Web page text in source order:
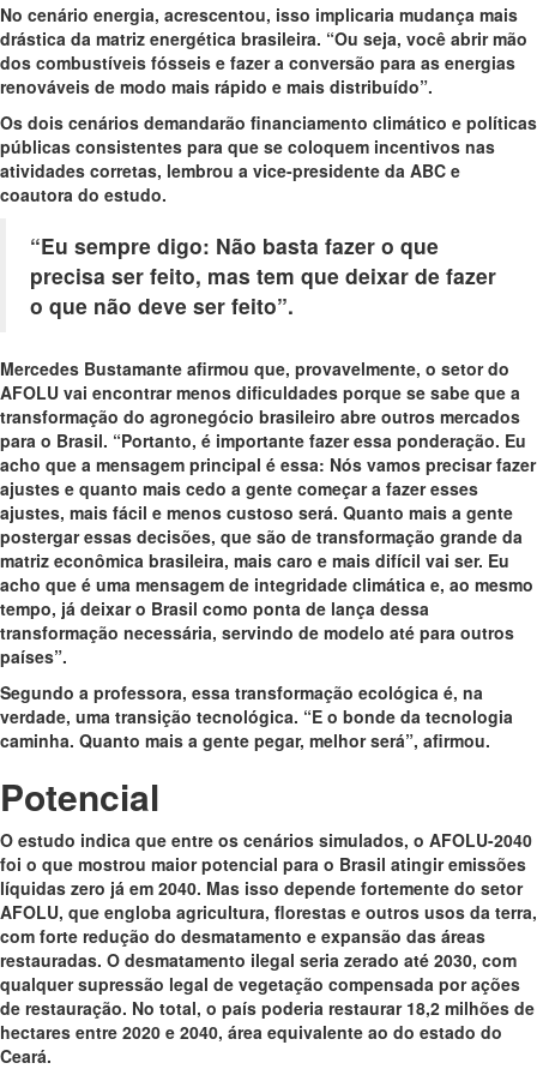
No cenário energia, acrescentou, isso implicaria mudança mais
drástica da matriz energética brasileira. “Ou seja, você abrir mão
dos combustíveis fósseis e fazer a conversão para as energias
renováveis de modo mais rápido e mais distribuído”.
Os dois cenários demandarão financiamento climático e políticas
públicas consistentes para que se coloquem incentivos nas
atividades corretas, lembrou a vice-presidente da ABC e
coautora do estudo.
“Eu sempre digo: Não basta fazer o que
precisa ser feito, mas tem que deixar de fazer
o que não deve ser feito”.
Mercedes Bustamante afirmou que, provavelmente, o setor do
AFOLU vai encontrar menos dificuldades porque se sabe que a
transformação do agronegócio brasileiro abre outros mercados
para o Brasil. “Portanto, é importante fazer essa ponderação. Eu
acho que a mensagem principal é essa: Nós vamos precisar fazer
ajustes e quanto mais cedo a gente começar a fazer esses
ajustes, mais fácil e menos custoso será. Quanto mais a gente
postergar essas decisões, que são de transformação grande da
matriz econômica brasileira, mais caro e mais difícil vai ser. Eu
acho que é uma mensagem de integridade climática e, ao mesmo
tempo, já deixar o Brasil como ponta de lança dessa
transformação necessária, servindo de modelo até para outros
países”.
Segundo a professora, essa transformação ecológica é, na
verdade, uma transição tecnológica. “E o bonde da tecnologia
caminha. Quanto mais a gente pegar, melhor será”, afirmou.
Potencial
O estudo indica que entre os cenários simulados, o AFOLU-2040
foi o que mostrou maior potencial para o Brasil atingir emissões
líquidas zero já em 2040. Mas isso depende fortemente do setor
AFOLU, que engloba agricultura, florestas e outros usos da terra,
com forte redução do desmatamento e expansão das áreas
restauradas. O desmatamento ilegal seria zerado até 2030, com
qualquer supressão legal de vegetação compensada por ações
de restauração. No total, o país poderia restaurar 18,2 milhões de
hectares entre 2020 e 2040, área equivalente ao do estado do
Ceará.